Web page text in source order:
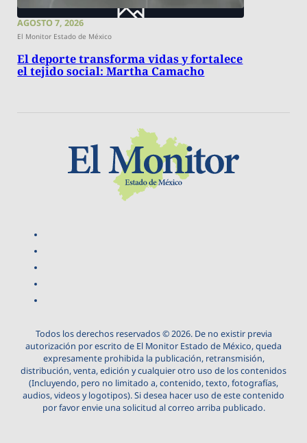
AGOSTO 7, 2026
El Monitor Estado de México
El deporte transforma vidas y fortalece
el tejido social: Martha Camacho
Todos los derechos reservados © 2026. De no existir previa
autorización por escrito de El Monitor Estado de México, queda
expresamente prohibida la publicación, retransmisión,
distribución, venta, edición y cualquier otro uso de los contenidos
(Incluyendo, pero no limitado a, contenido, texto, fotografías,
audios, videos y logotipos). Si desea hacer uso de este contenido
por favor envie una solicitud al correo arriba publicado.